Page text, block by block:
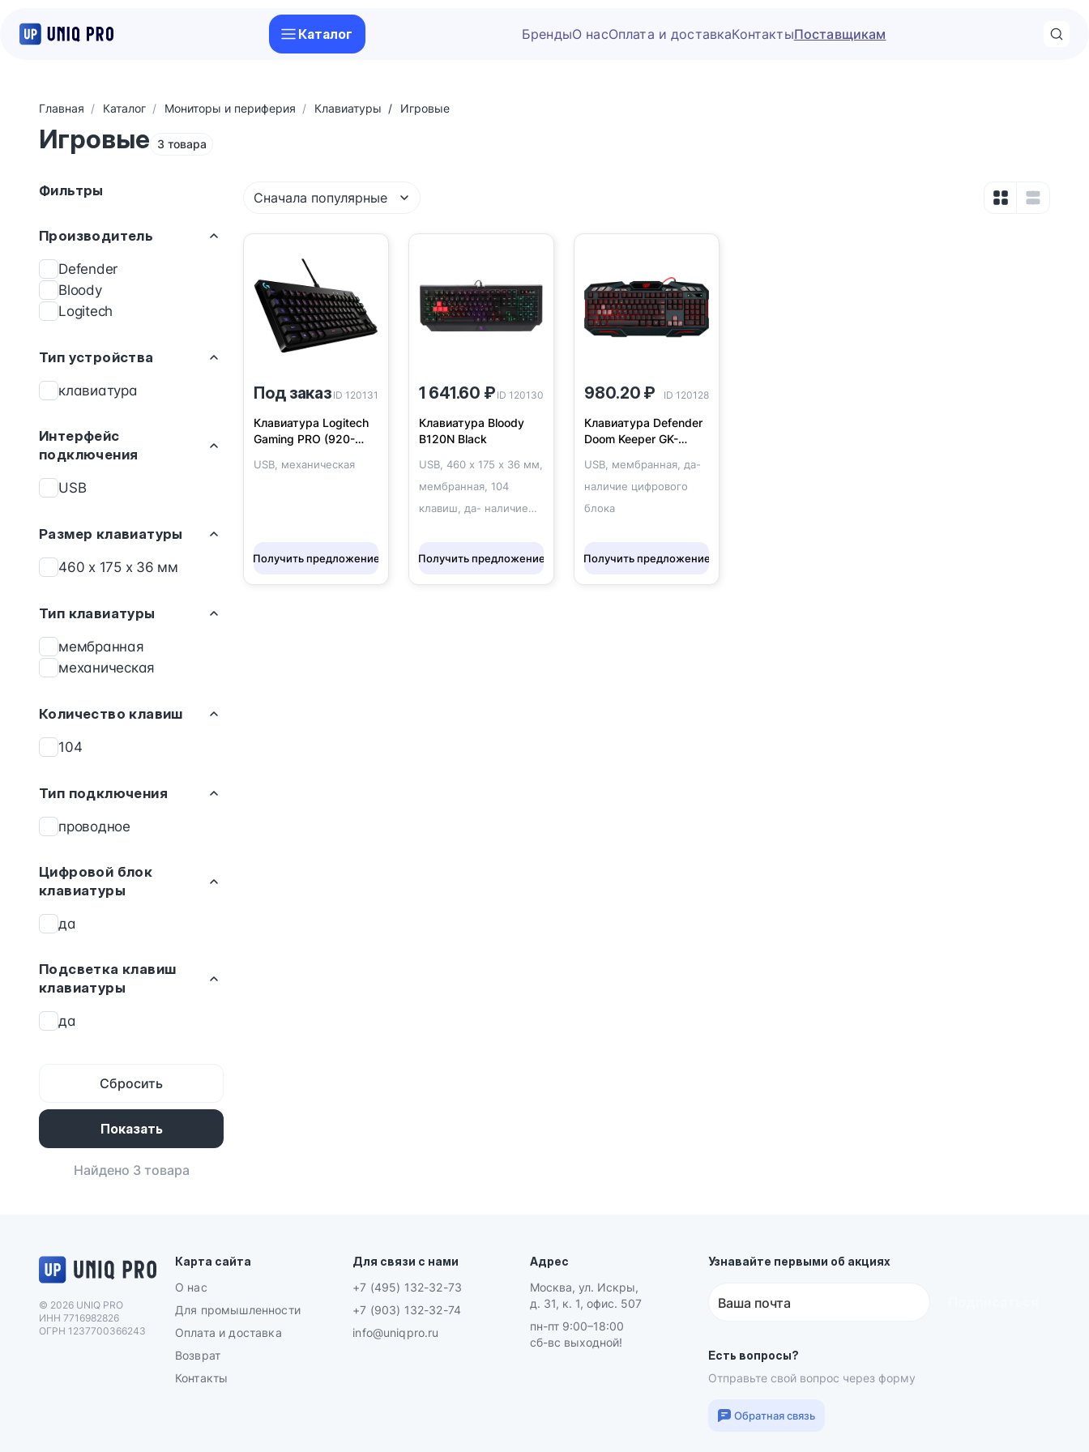
Каталог БрендыО насОплата и доставкаКонтактыПоставщикам
Главная Каталог Мониторы и периферия Клавиатуры Игровые
Игровые 3 товара
Фильтры
Производитель
Defender
Bloody
Logitech
Тип устройства
клавиатура
Интерфейс
подключения
USB
Размер клавиатуры
460 x 175 x 36 мм
Тип клавиатуры
мембранная
механическая
Количество клавиш
104
Тип подключения
проводное
Цифровой блок
клавиатуры
да
Подсветка клавиш
клавиатуры
да
Сбросить
Найдено 3 товара
Сначала популярные
Под заказ ID 120131
Клавиатура Logitech
Gaming PRO (920-
USB, механическая
Получить предложение
1 641.60 ₽ ID 120130
Клавиатура Bloody
B120N Black
USB, 460 x 175 x 36 мм,
мембранная, 104
клавиш, да- наличие
Получить предложение
980.20 ₽ ID 120128
Клавиатура Defender
Doom Keeper GK-
USB, мембранная, да-
наличие цифрового
блока
Получить предложение
Логотип UNIQ PRO
© 2026 UNIQ PRO
ИНН 7716982826
ОГРН 1237700366243
Карта сайта
О нас
Для промышленности
Оплата и доставка
Возврат
Контакты
Для связи с нами
+7 (495) 132-32-73
+7 (903) 132-32-74
info@uniqpro.ru
Адрес
Москва, ул. Искры,
д. 31, к. 1, офис. 507
пн-пт 9:00–18:00
сб-вс выходной!
Узнавайте первыми об акциях
Ваша почта
Есть вопросы?
Отправьте свой вопрос через форму
Обратная связь